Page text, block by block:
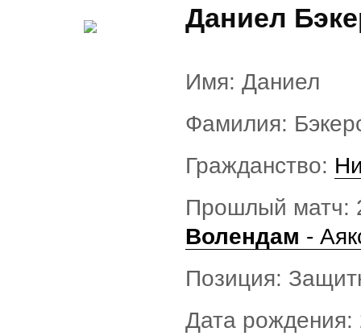
Даниел
Имя: Даниел
Фамилия:
Гражданство:
Прошлый матч:
Волендам -
Позиция:
Дата рождения: